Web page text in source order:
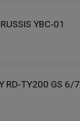
YBC-01
RD-TY200 GS 6/7